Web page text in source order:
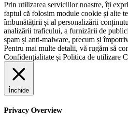
Prin utilizarea serviciilor noastre, îți
faptul că folosim module cookie și alte
îmbunătățirii și al personalizării
analizării traficului, a furnizării de
spam și anti-malware, precum și
Pentru mai multe detalii, vă rugăm să
Confidențialitate și Politica de utilizare
Închide
Privacy Overview